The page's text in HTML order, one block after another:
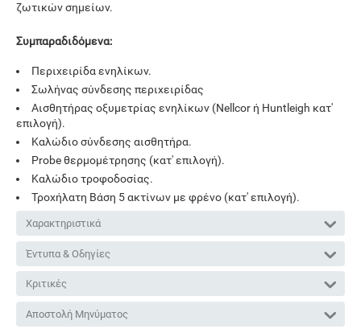
ζωτικών σημείων.
Συμπαραδιδόμενα:
Περιχειρίδα ενηλίκων.
Σωλήνας σύνδεσης περιχειρίδας
Αισθητήρας οξυμετρίας ενηλίκων (Nellcor ή Huntleigh κατ'
επιλογή).
Καλώδιο σύνδεσης αισθητήρα.
Probe θερμομέτρησης (κατ' επιλογή).
Καλώδιο τροφοδοσίας.
Τροχήλατη Βάση 5 ακτίνων με φρένο (κατ' επιλογή).
Χαρακτηριστικά
Έντυπα & Οδηγίες
Κριτικές
Αποστολή Μηνύματος